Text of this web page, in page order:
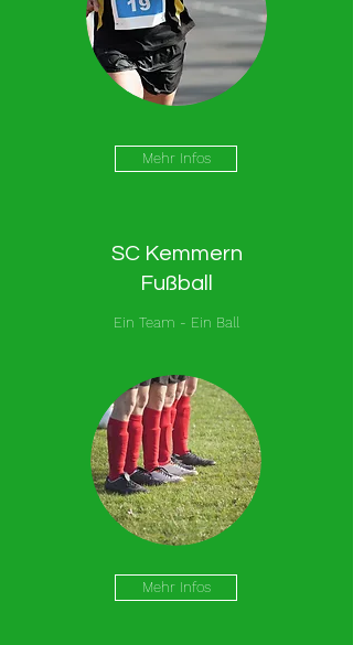
Mehr Infos
SC Kemmern
Fußball
Ein Team - Ein Ball
Mehr Infos